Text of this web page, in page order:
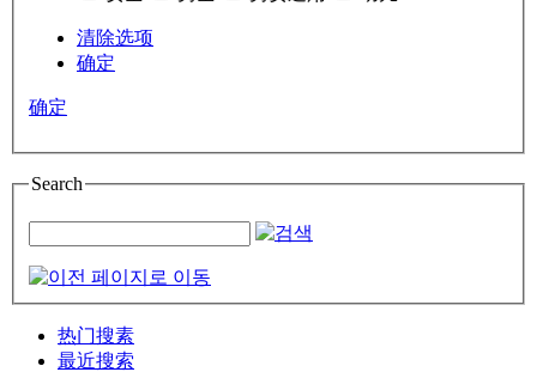
清除选项
确定
确定
Search
热门搜素
最近搜索